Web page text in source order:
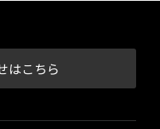
はこちら